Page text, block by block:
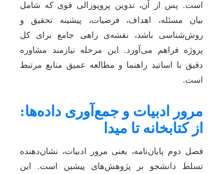
است. پس از آن، تدوین پروپوزالی قوی که شامل
بیان مسئله، اهداف، فرضیات، پیشینه تحقیق و
روش‌شناسی باشد، نقشه‌ی راهی جامع برای کل
پروژه فراهم می‌آورد. این مرحله نیازمند مشاوره
دقیق با اساتید راهنما و مطالعه عمیق منابع مرتبط
است.
مرور ادبیات و جمع‌آوری داده‌ها:
از کتابخانه تا میدا
فصل دوم پایان‌نامه، یعنی مرور ادبیات، نشان‌دهنده
تسلط دانشجو بر پژوهش‌های پیشین است. این